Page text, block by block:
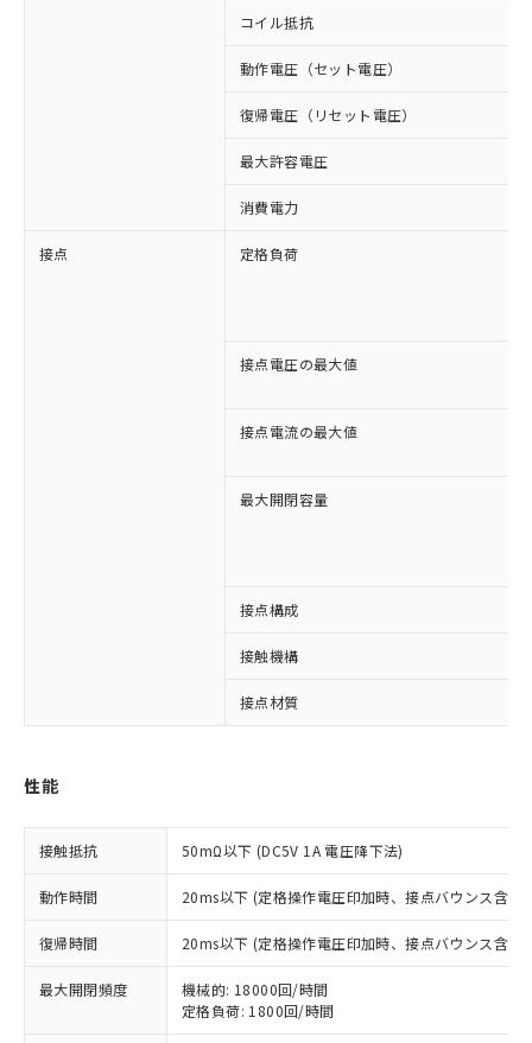
コイル抵抗
動作電圧（セット電圧）
復帰電圧（リセット電圧）
最大許容電圧
消費電力
接点 定格負荷
接点電圧の最大値
接点電流の最大値
最大開閉容量
接点構成
接触機構
接点材質
性能
接触抵抗 50mΩ以下 (DC5V 1A 電圧降下法)
動作時間 20ms以下 (定格操作電圧印加時、接点バウンス含ま
復帰時間 20ms以下 (定格操作電圧印加時、接点バウンス含ま
最大開閉頻度
機械的: 18000回/時間
定格負荷: 1800回/時間
ご利用条件
以下の条件をお読みいただき、同意のうえ
本サービスは、当社制御機器事業取扱
商品の当社在庫状況および標準価格
(税抜)を提供させていただくもので
す。
対応済み：EU RoHS指令（10物質）の
商品です。
対応予定なし：EU RoHS指令（10物質）の
非含有に非対応の商品で、対応品を出す予
定はありません。
調査・確認中：EU RoHS指令（10物質）の
非含有の対応状況を調査中または確認中の
商品です。
非該当品：ライセンス料など無形物で、有
※1 中国RoHS○×表
「○」：最大均質材料含有率が中国RoHSの